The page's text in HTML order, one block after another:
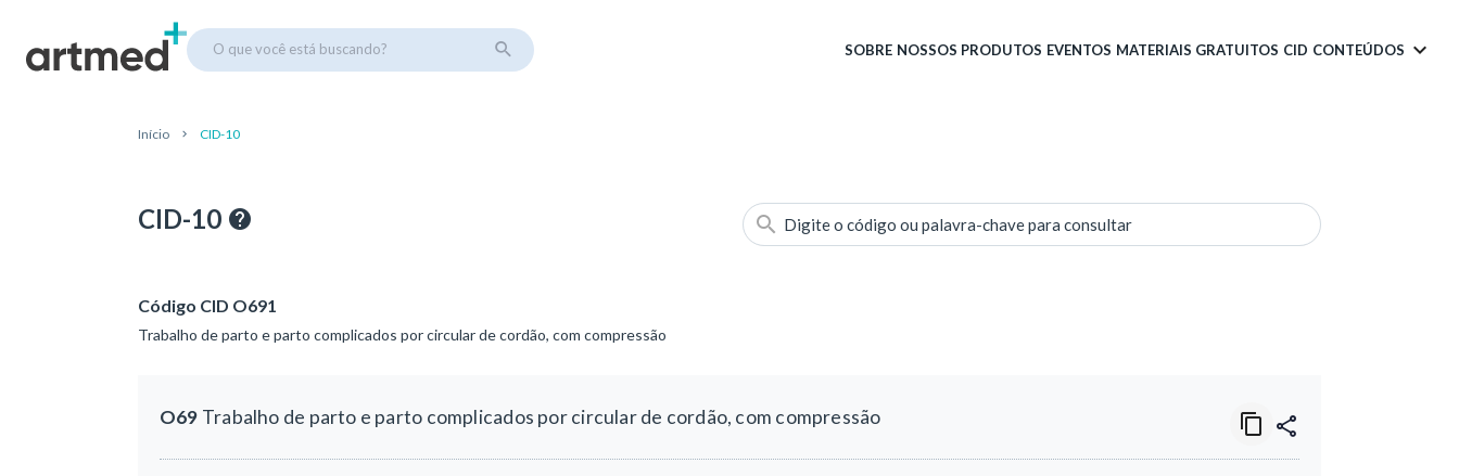
O que você está buscando? SOBRE NOSSOS PRODUTOS EVENTOS MATERIAIS GRATUITOS CID CONTEÚDOS
Início CID-10
CID-10 Digite o código ou palavra-chave para consultar
Código CID O691
Trabalho de parto e parto complicados por circular de cordão, com compressão
O69 Trabalho de parto e parto complicados por circular de cordão, com compressão